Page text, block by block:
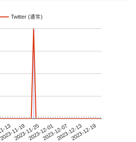
Twitter (通常)
1311-19
2023-11-252023-12-012023-12-072023-12-132023-12-19